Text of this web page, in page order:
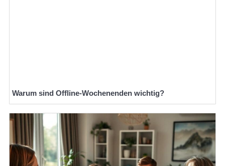
Warum sind Offline-Wochenenden wichtig?